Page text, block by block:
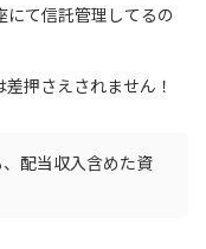
て信託管理してるの
押さえされません！
配当収入含めた資